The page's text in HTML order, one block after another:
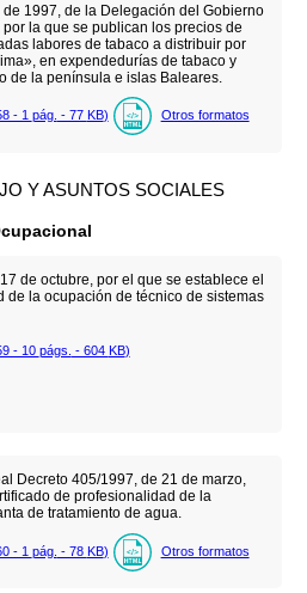
1997, de la Delegación del Gobierno
la que se publican los precios de
labores de tabaco a distribuir por
en expendedurías de tabaco y
de la península e islas Baleares.
- 1 pág. - 77 KB) Otros formatos
Y ASUNTOS SOCIALES
de octubre, por el que se establece el
de la ocupación de técnico de sistemas
- 10 págs. - 604 KB)
Decreto 405/1997, de 21 de marzo,
de profesionalidad de la
de tratamiento de agua.
- 1 pág. - 78 KB) Otros formatos